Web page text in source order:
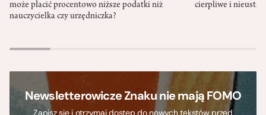
może płacić procentowo niższe podatki niż
nauczycielka czy urzędniczka?
cierpliwe i
Newsletterowicze Znaku nie mają FOMO
Zapisz się i otrzymaj dostęp do nowych tekstów przed